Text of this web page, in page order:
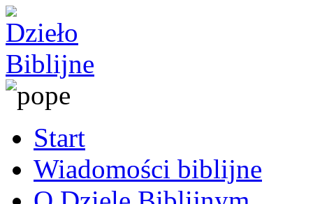
Start
Wiadomości biblijne